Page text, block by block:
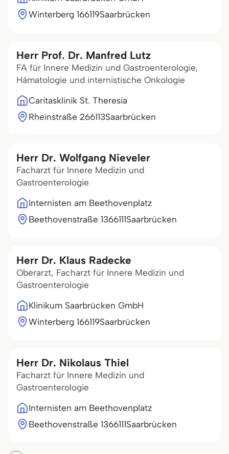
Winterberg 166119Saarbrücken
Herr Prof. Dr. Manfred Lutz
FA für Innere Medizin und Gastroenterologie,
Hämatologie und internistische Onkologie
Caritasklinik St. Theresia
Rheinstraße 266113Saarbrücken
Herr Dr. Wolfgang Nieveler
Facharzt für Innere Medizin und
Gastroenterologie
Internisten am Beethovenplatz
Beethovenstraße 1366111Saarbrücken
Herr Dr. Klaus Radecke
Oberarzt, Facharzt für Innere Medizin und
Gastroenterologie
Klinikum Saarbrücken GmbH
Winterberg 166119Saarbrücken
Herr Dr. Nikolaus Thiel
Facharzt für Innere Medizin und
Gastroenterologie
Internisten am Beethovenplatz
Beethovenstraße 1366111Saarbrücken